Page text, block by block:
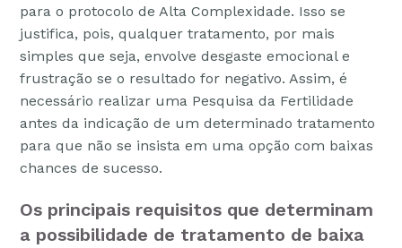
para o protocolo de Alta Complexidade. Isso se
justifica, pois, qualquer tratamento, por mais
simples que seja, envolve desgaste emocional e
frustração se o resultado for negativo. Assim, é
necessário realizar uma Pesquisa da Fertilidade
antes da indicação de um determinado tratamento
para que não se insista em uma opção com baixas
chances de sucesso.
Os principais requisitos que determinam
a possibilidade de tratamento de baixa